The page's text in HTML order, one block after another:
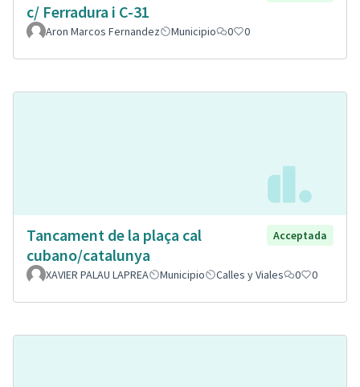
c/ Ferradura i C-31
Aron Marcos Fernandez Municipio 0 0
Tancament de la plaça cal
cubano/catalunya
Acceptada
XAVIER PALAU LAPREA Municipio Calles y Viales 0 0